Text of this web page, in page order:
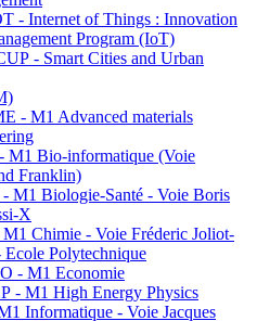
- Internet of Things : Innovation
Program (IoT)
- Smart Cities and Urban
- M1 Advanced materials
M1 Bio-informatique (Voie
Franklin)
M1 Biologie-Santé - Voie Boris
X
Chimie - Voie Fréderic Joliot-
Ecole Polytechnique
- M1 Economie
- M1 High Energy Physics
Informatique - Voie Jacques